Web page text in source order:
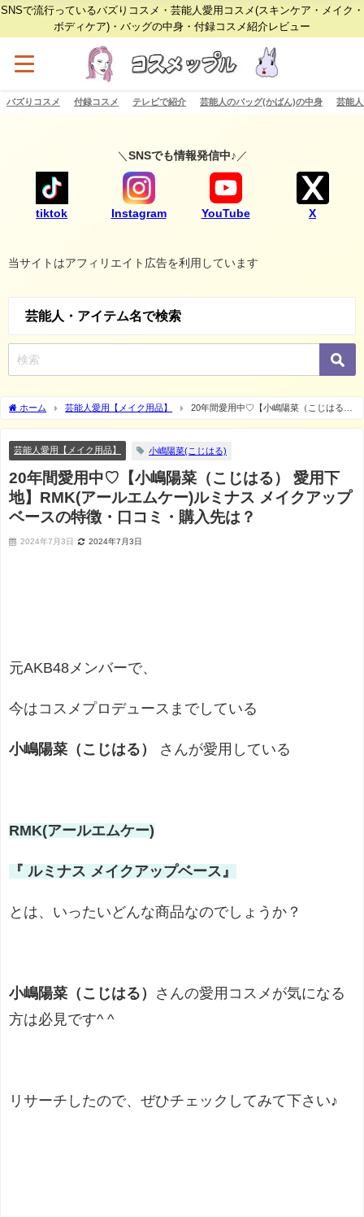
SNSで流行っているバズりコスメ・芸能人愛用コスメ(スキンケア・メイク・
ボディケア)・バッグの中身・付録コスメ紹介レビュー
バズりコスメ 付録コスメ テレビで紹介 芸能人のバッグ(かばん)の中身 芸能
＼ SNSでも情報発信中♪ ／
tiktok Instagram YouTube X
当サイトはアフィリエイト広告を利用しています
芸能人・アイテム名で検索
ホーム 芸能人愛用【メイク用品】
20年間愛用中♡【小嶋陽菜（こじはる）
愛用下地】RMK(アールエムケー)ルミナス メイクアップベースの特徴・口コミ・購入
芸能人愛用【メイク用品】
小嶋陽菜(こじはる)
20年間愛用中♡【小嶋陽菜（こじはる） 愛用下
地】RMK(アールエムケー)ルミナス メイクアップ
ベースの特徴・口コミ・購入先は？
2024年7月3日 2024年7月3日
元AKB48メンバーで、
今はコスメプロデュースまでしている
小嶋陽菜（こじはる） さんが愛用している
RMK(アールエムケー)
『 ルミナス メイクアップベース』
とは、いったいどんな商品なのでしょうか？
小嶋陽菜（こじはる）
さんの愛用コスメが気になる
方は必見です^ ^
リサーチしたので、ぜひチェックしてみて下さい♪